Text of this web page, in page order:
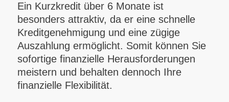
Ein Kurzkredit über 6 Monate ist
besonders attraktiv, da er eine schnelle
Kreditgenehmigung und eine zügige
Auszahlung ermöglicht. Somit können Sie
sofortige finanzielle Herausforderungen
meistern und behalten dennoch Ihre
finanzielle Flexibilität.